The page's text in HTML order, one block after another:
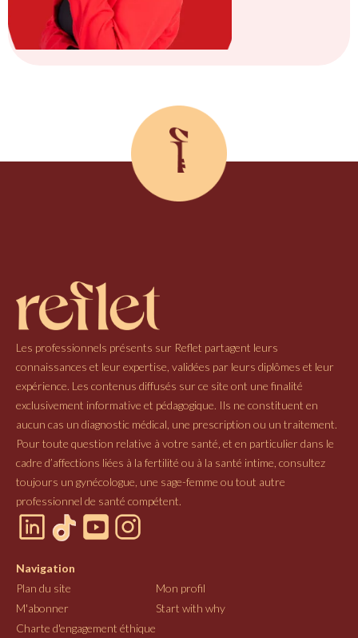
Les professionnels présents sur Reflet partagent leurs
connaissances et leur expertise, validées par leurs diplômes et leur
expérience. Les contenus diffusés sur ce site ont une finalité
exclusivement informative et pédagogique. Ils ne constituent en
aucun cas un diagnostic médical, une prescription ou un traitement.
Pour toute question relative à votre santé, et en particulier dans le
cadre d’affections liées à la fertilité ou à la santé intime, consultez
toujours un gynécologue, une sage-femme ou tout autre
professionnel de santé compétent.
Navigation
Plan du site
Mon profil
M'abonner
Start with why
Charte d'engagement éthique